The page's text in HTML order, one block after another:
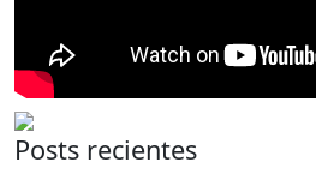
Posts recientes